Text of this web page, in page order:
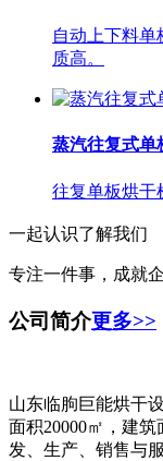
自动上下料
质高。
蒸汽往复式单
往复单板烘干
一起认识了解我们
专注一件事，成就
公司简介更多>>
山东临朐巨能烘干
面积20000㎡，建
发、生产、销售与